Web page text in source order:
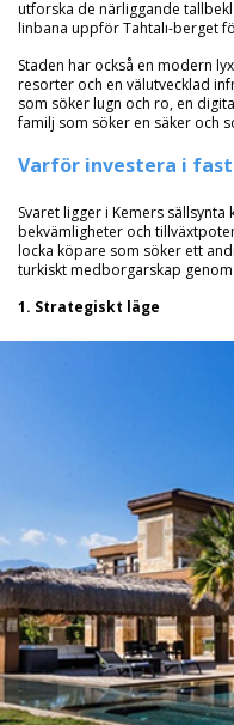
utforska de närliggande
linbana uppför Tahtalı-berget
Staden har också en modern
resorter och en välutvecklad
som söker lugn och ro, en
familj som söker en säker och
Varför investera i
Svaret ligger i Kemers
bekvämligheter och
locka köpare som söker ett
turkiskt medborgarskap
1. Strategiskt läge